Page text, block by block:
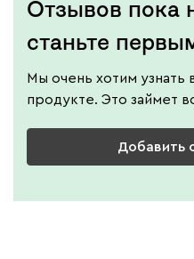
Отзывов пока
станьте
Мы очень хотим
продукте. Это займет
Добавить